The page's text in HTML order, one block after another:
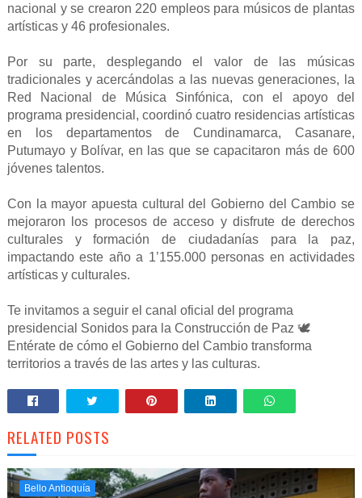
nacional y se crearon 220 empleos para músicos de plantas
artísticas y 46 profesionales.
Por su parte, desplegando el valor de las músicas
tradicionales y acercándolas a las nuevas generaciones, la
Red Nacional de Música Sinfónica, con el apoyo del
programa presidencial, coordinó cuatro residencias artísticas
en los departamentos de Cundinamarca, Casanare,
Putumayo y Bolívar, en las que se capacitaron más de 600
jóvenes talentos.
Con la mayor apuesta cultural del Gobierno del Cambio se
mejoraron los procesos de acceso y disfrute de derechos
culturales y formación de ciudadanías para la paz,
impactando este año a 1’155.000 personas en actividades
artísticas y culturales.
Te invitamos a seguir el canal oficial del programa
presidencial Sonidos para la Construcción de Paz 🕊️
Entérate de cómo el Gobierno del Cambio transforma
territorios a través de las artes y las culturas.
RELATED POSTS
Bello Antioquía